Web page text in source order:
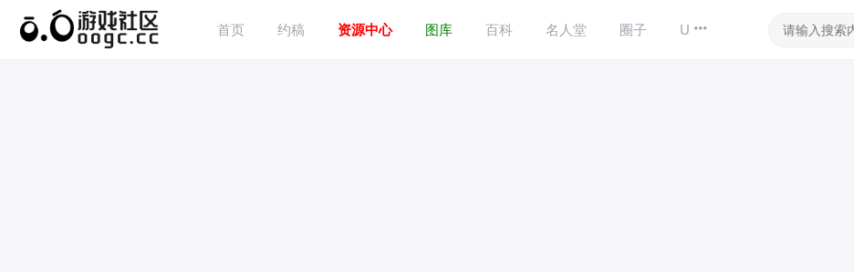
首页 约稿 资源中心 图库 百科 名人堂 圈子 UID商城 其他